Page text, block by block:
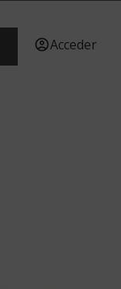
Acceder